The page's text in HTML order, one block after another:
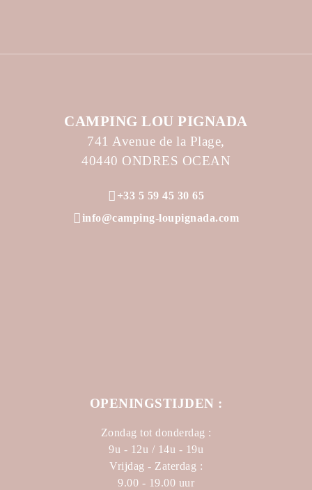
CAMPING LOU PIGNADA
741 Avenue de la Plage,
40440 ONDRES OCEAN
+33 5 59 45 30 65
info@camping-loupignada.com
OPENINGSTIJDEN :
Zondag tot donderdag :
9u - 12u / 14u - 19u
Vrijdag - Zaterdag :
9.00 - 19.00 uur